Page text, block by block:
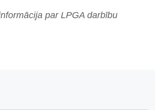
par LPGA darbību